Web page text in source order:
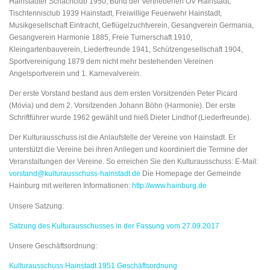
Tischtennisclub 1939 Hainstadt, Freiwillige Feuerwehr Hainstadt,
Musikgesellschaft Eintracht, Geflügelzuchtverein, Gesangverein Germania,
Gesangverein Harmonie 1885, Freie Turnerschaft 1910,
Kleingartenbauverein, Liederfreunde 1941, Schützengesellschaft 1904,
Sportvereinigung 1879 dem nicht mehr bestehenden Vereinen
Angelsportverein und 1. Karnevalverein.
Der erste Vorstand bestand aus dem ersten Vorsitzenden Peter Picard
(Mövia) und dem 2. Vorsitzenden Johann Böhn (Harmonie). Der erste
Schriftführer wurde 1962 gewählt und hieß Dieter Lindhof (Liederfreunde).
Der Kulturausschuss ist die Anlaufstelle der Vereine von Hainstadt. Er
unterstützt die Vereine bei ihren Anliegen und koordiniert die Termine der
Veranstaltungen der Vereine. So erreichen Sie den Kulturausschuss: E-Mail:
vorstand@kulturausschuss-hainstadt.de Die Homepage der Gemeinde
Hainburg mit weiteren Informationen: http://www.hainburg.de
Unsere Satzung:
Satzung des Kulturausschusses in der Fassung vom 27.09.2017
Unsere Geschäftsordnung:
Kulturausschuss Hainstadt 1951 Geschäftsordnung